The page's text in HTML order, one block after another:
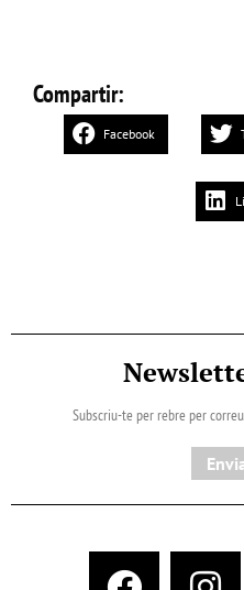
Compartir:
Facebook
Subscriu-te per rebre per